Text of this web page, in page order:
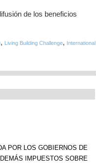
de los beneficios
, Living Building Challenge, International
POR LOS GOBIERNOS DE
IMPUESTOS SOBRE